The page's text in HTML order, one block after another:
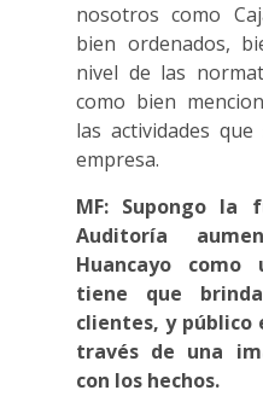
nosotros como
bien ordenados,
nivel de las
como bien
las actividades
empresa.
MF: Supongo la
Auditoría
Huancayo como
tiene que
clientes, y público
través de una
con los hechos.